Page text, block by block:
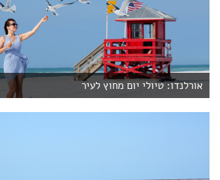
אורלנדו: טיולי יום מחוץ לעיר